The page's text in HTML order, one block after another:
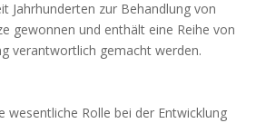
Jahrhunderten zur Behandlung von
gewonnen und enthält eine Reihe von
verantwortlich gemacht werden.
Rolle bei der Entwicklung